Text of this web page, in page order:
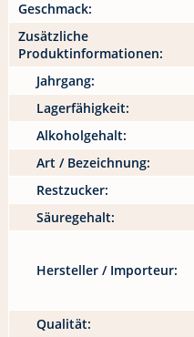
Geschmack:
Zusätzliche
Produktinformationen:
Jahrgang:
Lagerfähigkeit:
Alkoholgehalt:
Art / Bezeichnung:
Restzucker:
Säuregehalt:
Hersteller / Importeur:
Qualität: